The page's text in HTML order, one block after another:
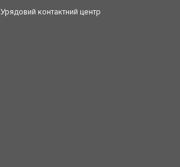
Урядовий контактний центр